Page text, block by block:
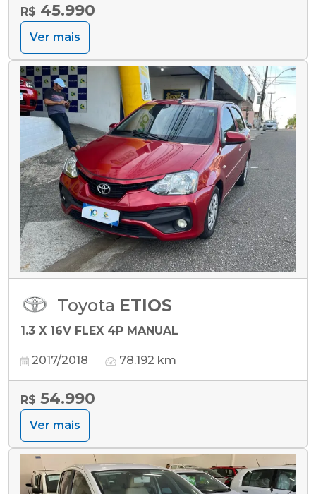
R$ 45.990
Ver mais
Toyota ETIOS
1.3 X 16V FLEX 4P MANUAL
2017/2018 78.192 km
R$ 54.990
Ver mais